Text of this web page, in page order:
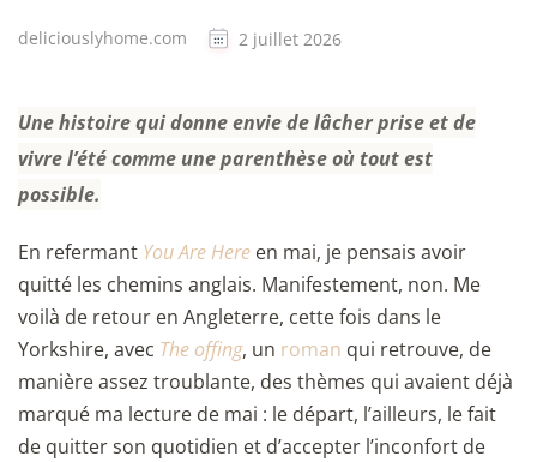
deliciouslyhome.com 2 juillet 2026
Une histoire qui donne envie de lâcher prise et de
vivre l’été comme une parenthèse où tout est
possible.
En refermant You Are Here en mai, je pensais avoir
quitté les chemins anglais. Manifestement, non. Me
voilà de retour en Angleterre, cette fois dans le
Yorkshire, avec The offing, un roman qui retrouve, de
manière assez troublante, des thèmes qui avaient déjà
marqué ma lecture de mai : le départ, l’ailleurs, le fait
de quitter son quotidien et d’accepter l’inconfort de